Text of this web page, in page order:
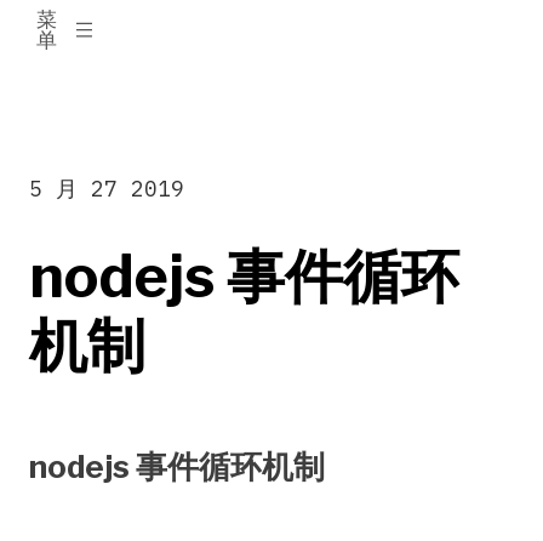
菜
单
已
展
nodejs 事件循环
机制
5 月 27 2019
nodejs 事件循环机制